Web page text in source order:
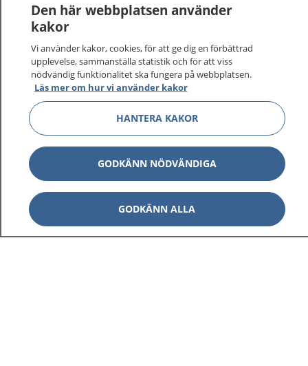
Logga in för att läsa din journal och göra dina
vårdärenden. Ring telefonnummer 1177 för
sjukvårdsrådgivning dygnet runt.
1177 ger dig råd när du vill må bättre.
1177 på flera språk Visa
Om 1177 Visa
Kontakt Visa
Den här webbplatsen använder
kakor
Vi använder kakor, cookies, för att ge dig en förbättrad
upplevelse, sammanställa statistik och för att viss
nödvändig funktionalitet ska fungera på webbplatsen.
Läs mer om hur vi använder kakor
HANTERA KAKOR
GODKÄNN NÖDVÄNDIGA
GODKÄNN ALLA